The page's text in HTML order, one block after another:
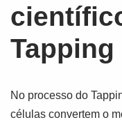
Tapping
No processo do
células convertem o